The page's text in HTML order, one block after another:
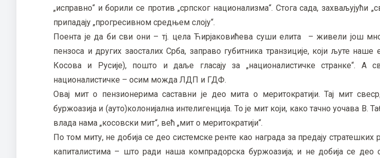
„исправно“ и борили се против „српског национализма“. Стога сада, захваљујући
припадају „прогресивном средњем слоју“.
Поента је да би сви они – тј. цела Ћирјаковићева суши елита – живели још
пензоса и других заосталих Срба, заправо губитника транзиције, који љуте наше
Косова и Русије), пошто и даље гласају за „националистичке странке“. А
националистичке – осим можда ЛДП и ГДФ.
Овај мит о пензионерима саставни је део мита о меритократији. Тај мит
буржоазија и (ауто)колонијална интелигенција. То је мит који, како тачно уочава
влада нама „косовски мит“, већ „мит о меритократији“.
По том миту, не добија се део системске ренте као награда за предају стратешких
капиталистима – што ради наша компрадорска буржоазија; и не добија се део